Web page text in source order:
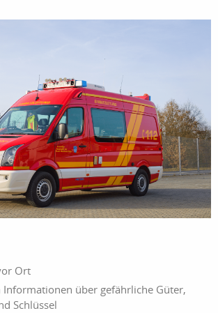
Ort
über gefährliche Güter,
Schlüssel